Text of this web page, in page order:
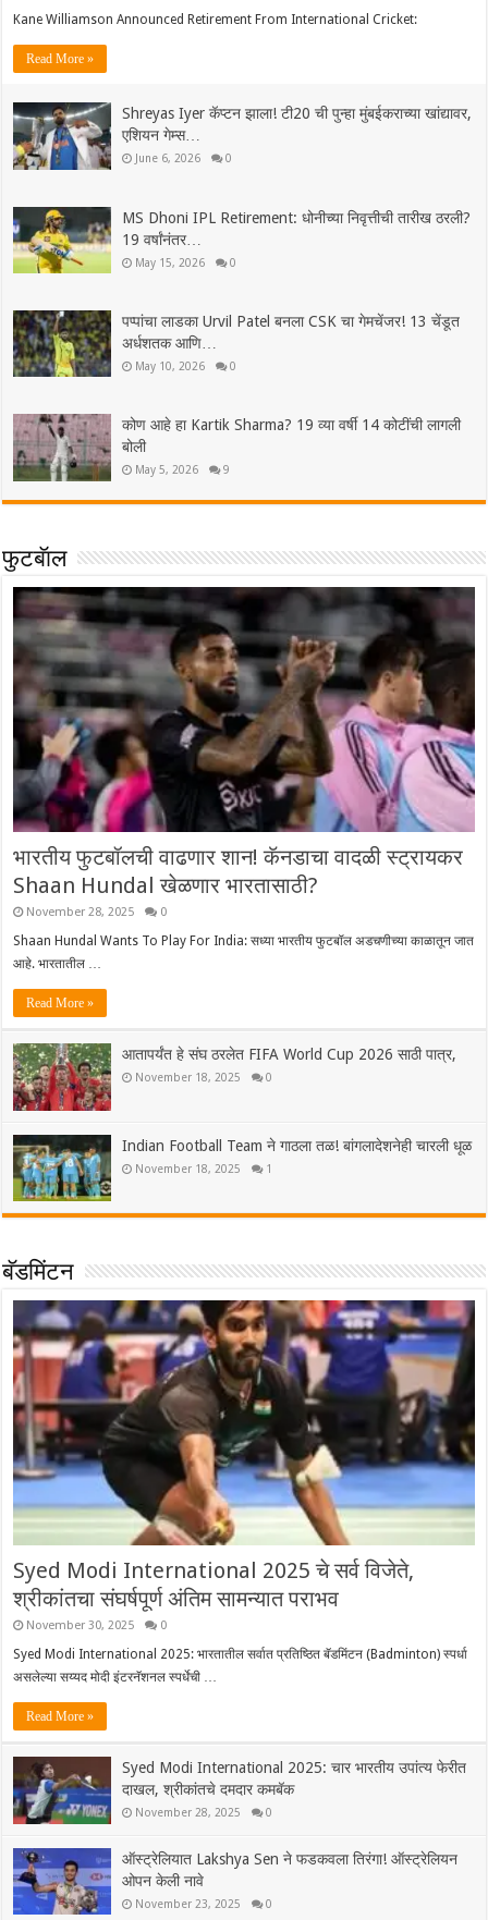
Kane Williamson Announced Retirement From International Cricket:
Read More »
Shreyas Iyer कॅप्टन झाला! टी20 ची पुन्हा मुंबईकराच्या खांद्यावर,
एशियन गेम्स…
June 6, 2026 0
MS Dhoni IPL Retirement: धोनीच्या निवृत्तीची तारीख ठरली?
19 वर्षांनंतर…
May 15, 2026 0
पप्पांचा लाडका Urvil Patel बनला CSK चा गेमचेंजर! 13 चेंडूत
अर्धशतक आणि…
May 10, 2026 0
कोण आहे हा Kartik Sharma? 19 व्या वर्षी 14 कोटींची लागली
बोली
May 5, 2026 9
फुटबॅाल
भारतीय फुटबॉलची वाढणार शान! कॅनडाचा वादळी स्ट्रायकर
Shaan Hundal खेळणार भारतासाठी?
November 28, 2025 0
Shaan Hundal Wants To Play For India: सध्या भारतीय फुटबॉल अडचणीच्या काळातून जात
आहे. भारतातील …
Read More »
आतापर्यंत हे संघ ठरलेत FIFA World Cup 2026 साठी पात्र,
November 18, 2025 0
Indian Football Team ने गाठला तळ! बांगलादेशनेही चारली धूळ
November 18, 2025 1
बॅडमिंटन
Syed Modi International 2025 चे सर्व विजेते,
श्रीकांतचा संघर्षपूर्ण अंतिम सामन्यात पराभव
November 30, 2025 0
Syed Modi International 2025: भारतातील सर्वात प्रतिष्ठित बॅडमिंटन (Badminton) स्पर्धा
असलेल्या सय्यद मोदी इंटरनॅशनल स्पर्धेची …
Read More »
Syed Modi International 2025: चार भारतीय उपांत्य फेरीत
दाखल, श्रीकांतचे दमदार कमबॅक
November 28, 2025 0
ऑस्ट्रेलियात Lakshya Sen ने फडकवला तिरंगा! ऑस्ट्रेलियन
ओपन केली नावे
November 23, 2025 0